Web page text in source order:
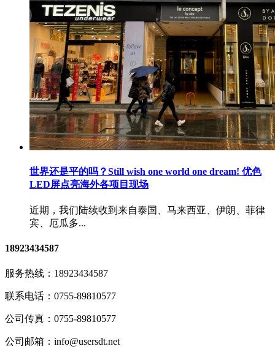
世界还是平的吗？Still wish one world one dream! 优色
LED屏点亮海外各项目现场
近期，我们陆续收到来自泰国、马来西亚、伊朗、菲律
宾、厄瓜多...
18923434587
服务热线： 18923434587
联系电话： 0755-89810577
公司传真： 0755-89810577
公司邮箱： info@usersdt.net